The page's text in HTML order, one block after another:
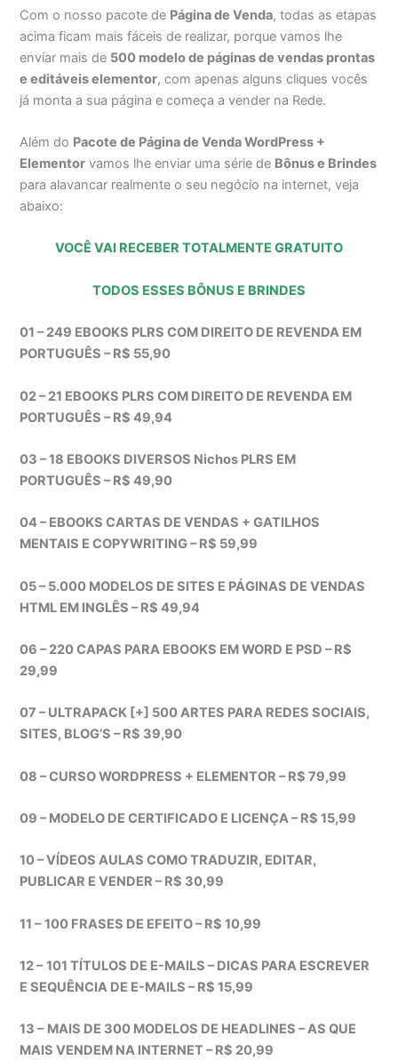
Com o nosso pacote de Página de Venda, todas as etapas
acima ficam mais fáceis de realizar, porque vamos lhe
enviar mais de 500 modelo de páginas de vendas prontas
e editáveis elementor, com apenas alguns cliques vocês
já monta a sua página e começa a vender na Rede.
Além do Pacote de Página de Venda WordPress +
Elementor vamos lhe enviar uma série de Bônus e Brindes
para alavancar realmente o seu negócio na internet, veja
abaixo:
VOCÊ VAI RECEBER TOTALMENTE GRATUITO
TODOS ESSES BÔNUS E BRINDES
01 – 249 EBOOKS PLRS COM DIREITO DE REVENDA EM
PORTUGUÊS – R$ 55,90
02 – 21 EBOOKS PLRS COM DIREITO DE REVENDA EM
PORTUGUÊS – R$ 49,94
03 – 18 EBOOKS DIVERSOS Nichos PLRS EM
PORTUGUÊS – R$ 49,90
04 – EBOOKS CARTAS DE VENDAS + GATILHOS
MENTAIS E COPYWRITING – R$ 59,99
05 – 5.000 MODELOS DE SITES E PÁGINAS DE VENDAS
HTML EM INGLÊS – R$ 49,94
06 – 220 CAPAS PARA EBOOKS EM WORD E PSD – R$
29,99
07 – ULTRAPACK [+] 500 ARTES PARA REDES SOCIAIS,
SITES, BLOG’S – R$ 39,90
08 – CURSO WORDPRESS + ELEMENTOR – R$ 79,99
09 – MODELO DE CERTIFICADO E LICENÇA – R$ 15,99
10 – VÍDEOS AULAS COMO TRADUZIR, EDITAR,
PUBLICAR E VENDER – R$ 30,99
11 – 100 FRASES DE EFEITO – R$ 10,99
12 – 101 TÍTULOS DE E-MAILS – DICAS PARA ESCREVER
E SEQUÊNCIA DE E-MAILS – R$ 15,99
13 – MAIS DE 300 MODELOS DE HEADLINES – AS QUE
MAIS VENDEM NA INTERNET – R$ 20,99